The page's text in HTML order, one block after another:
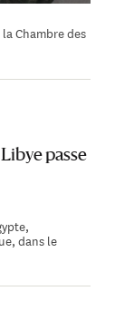
Chambre des
passe
dans le